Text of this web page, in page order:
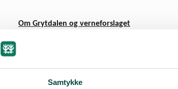
Samtykke
Om Grytdalen og verneforslaget
Grytdalen naturreservat på 40
venner ba om at det skulle bli satt i gang en